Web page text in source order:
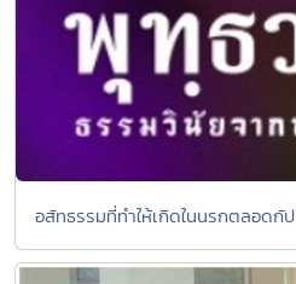
อสัทธรรมที่ทำให้เกิดในนรกตลอดกัป